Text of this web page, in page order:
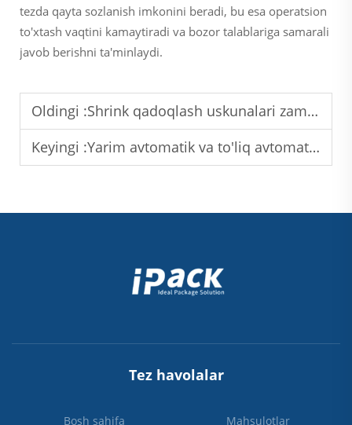
tezda qayta sozlanish imkonini beradi, bu esa operatsion
to'xtash vaqtini kamaytiradi va bozor talablariga samarali
javob berishni ta'minlaydi.
Oldingi :Shrink qadoqlash uskunalari zamonaviy oziq-ovqat va ichimliklar qadoqlashida o'ynagan ahamiyati
Keyingi :Yarim avtomatik va to'liq avtomatik PET idish shakllantirish uskunalari solishtirilmoqda
Tez havolalar
Bosh sahifa Mahsulotlar